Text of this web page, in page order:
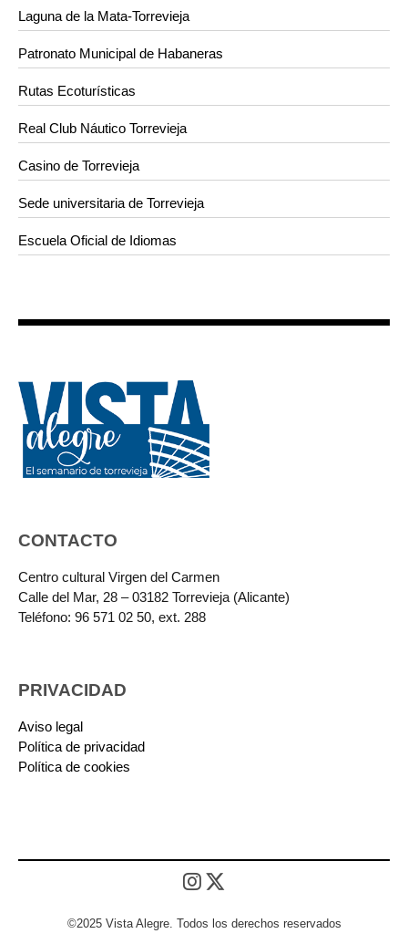
Laguna de la Mata-Torrevieja
Patronato Municipal de Habaneras
Rutas Ecoturísticas
Real Club Náutico Torrevieja
Casino de Torrevieja
Sede universitaria de Torrevieja
Escuela Oficial de Idiomas
CONTACTO
Centro cultural Virgen del Carmen
Calle del Mar, 28 – 03182 Torrevieja (Alicante)
Teléfono: 96 571 02 50, ext. 288
PRIVACIDAD
Aviso legal
Política de privacidad
Política de cookies
©2025 Vista Alegre. Todos los derechos reservados